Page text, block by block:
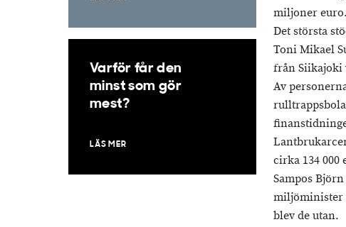
miljoner euro.
Det största
Toni Mikael
från Siikajoki
Av
cirka 134 000
Sampos
miljöminister
blev de utan.
Varför får den
minst som gör
mest?
LÄS MER